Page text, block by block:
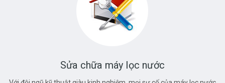
Sửa chữa máy lọc nước